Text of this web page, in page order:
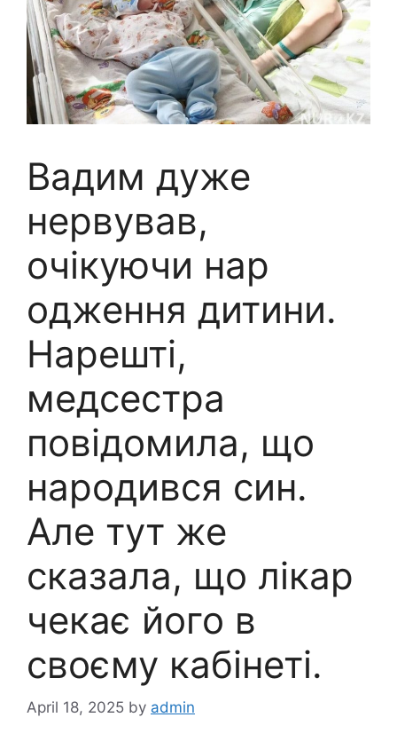
Вадим дуже
нервував,
очікуючи нар
одження дитини.
Нарешті,
медсестра
повідомила, що
народився син.
Але тут же
сказала, що лікар
чекає його в
своєму кабінеті.
April 18, 2025 by admin